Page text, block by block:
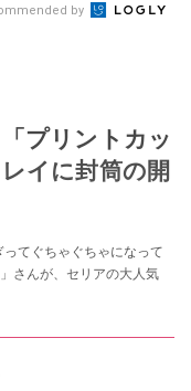
by
プリントカッ
イに封筒の開
てぐちゃぐちゃになって
さんが、セリアの大人気